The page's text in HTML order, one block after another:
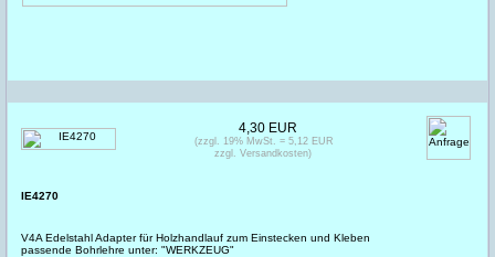
IE4270
V4A Edelstahl Adapter für Holzhandlauf zum Einstecken und Kleben
passende Bohrlehre unter: "WERKZEUG"
4,30 EUR
(zzgl. 19% MwSt. = 5,12 EUR
zzgl. Versandkosten)